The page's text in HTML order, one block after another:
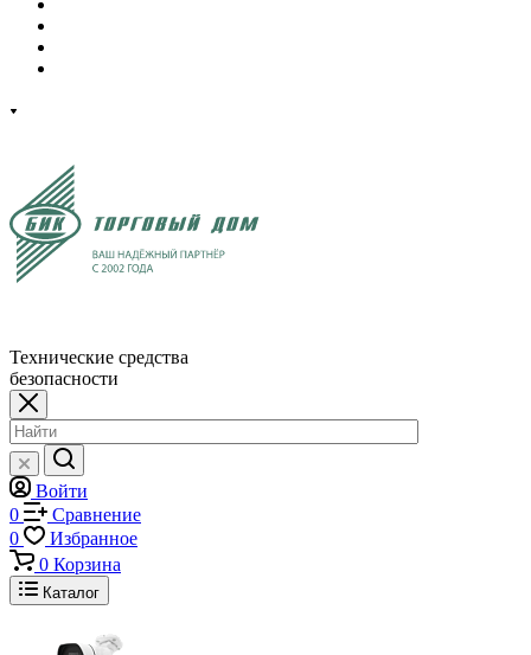
Технические средства
безопасности
Войти
0
Сравнение
0
Избранное
0 Корзина
Каталог